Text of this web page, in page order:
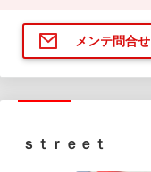
メンテ問合せ
ｓｔｒｅｅｔ